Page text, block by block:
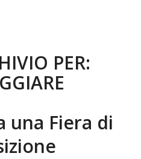
PER:
una Fiera di